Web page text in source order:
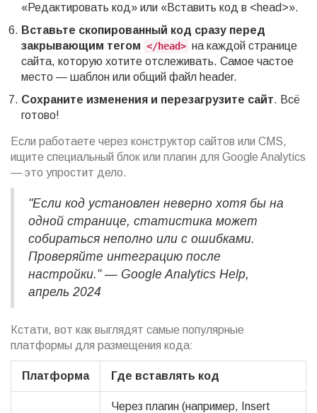
«Редактировать код» или «Вставить код в <head>».
Вставьте скопированный код сразу перед
закрывающим тегом </head> на каждой странице
сайта, которую хотите отслеживать. Самое частое
место — шаблон или общий файл header.
Сохраните изменения и перезагрузите сайт. Всё
готово!
Если работаете через конструктор сайтов или CMS,
ищите специальный блок или плагин для Google Analytics
— это упростит дело.
"Если код установлен неверно хотя бы на
одной странице, статистика может
собираться неполно или с ошибками.
Проверяйте интеграцию после
настройки." — Google Analytics Help,
апрель 2024
Кстати, вот как выглядят самые популярные
платформы для размещения кода:
Платформа Где вставлять код
Через плагин (например, Insert